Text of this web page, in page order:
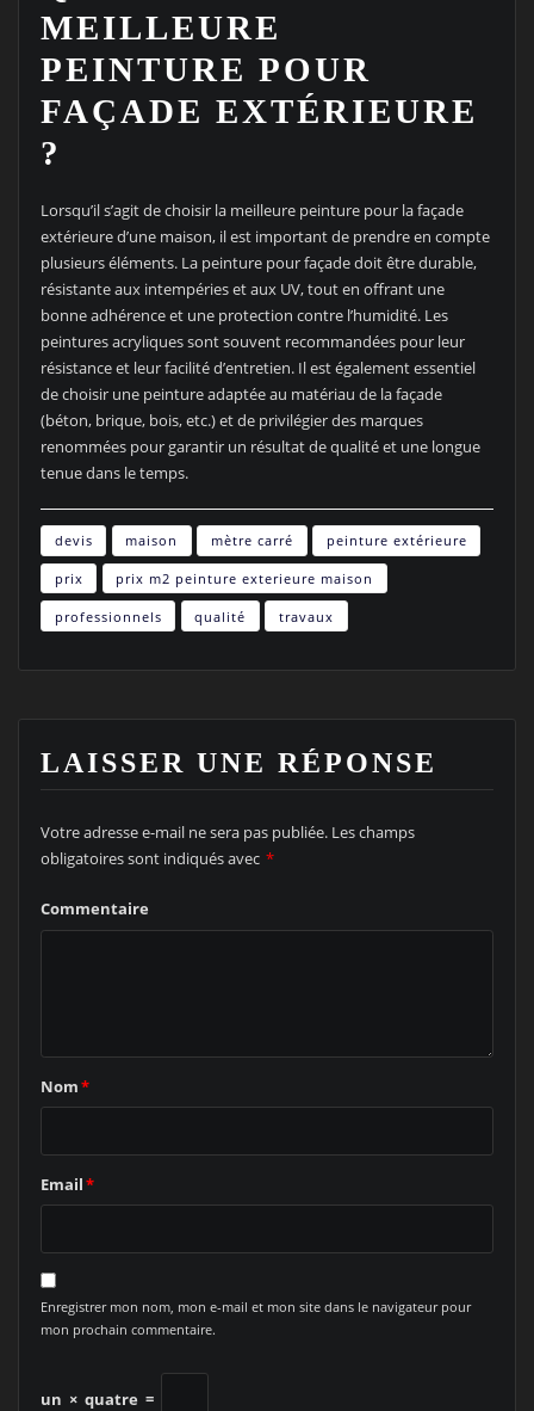
MEILLEURE
PEINTURE POUR
FAÇADE EXTÉRIEURE
?
Lorsqu’il s’agit de choisir la meilleure peinture pour la façade
extérieure d’une maison, il est important de prendre en compte
plusieurs éléments. La peinture pour façade doit être durable,
résistante aux intempéries et aux UV, tout en offrant une
bonne adhérence et une protection contre l’humidité. Les
peintures acryliques sont souvent recommandées pour leur
résistance et leur facilité d’entretien. Il est également essentiel
de choisir une peinture adaptée au matériau de la façade
(béton, brique, bois, etc.) et de privilégier des marques
renommées pour garantir un résultat de qualité et une longue
tenue dans le temps.
devis maison mètre carré peinture extérieure
prix prix m2 peinture exterieure maison
professionnels qualité travaux
LAISSER UNE RÉPONSE
Votre adresse e-mail ne sera pas publiée. Les champs
obligatoires sont indiqués avec *
Commentaire
Nom*
Email*
Enregistrer mon nom, mon e-mail et mon site dans le navigateur pour
mon prochain commentaire.
un × quatre =